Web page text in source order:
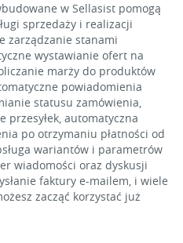
w Sellasist pomogą
sprzedaży i realizacji
zarządzanie stanami
wystawianie ofert na
marży do produktów
powiadomienia
statusu zamówienia,
przesyłek, automatyczna
po otrzymaniu płatności od
wariantów i parametrów
wiadomości oraz dyskusji
faktury e-mailem, i wiele
zacząć korzystać już